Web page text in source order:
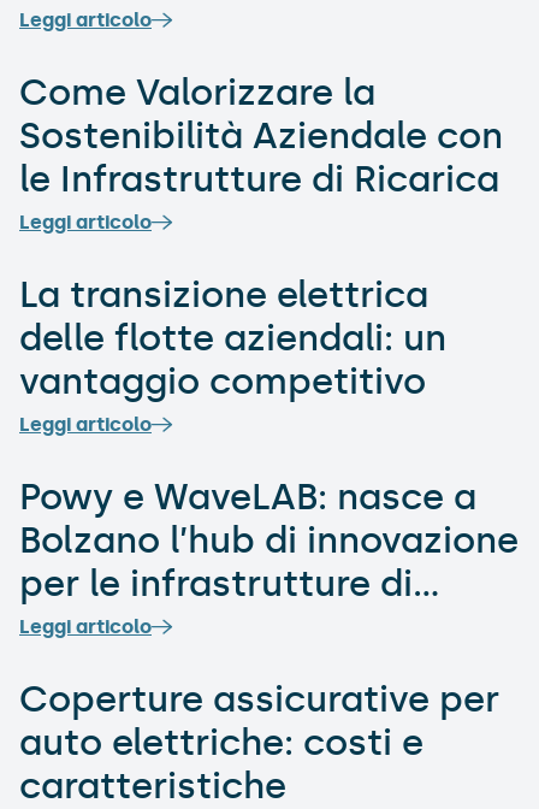
Leggi articolo
Come Valorizzare la
Sostenibilità Aziendale con
le Infrastrutture di Ricarica
Leggi articolo
La transizione elettrica
delle flotte aziendali: un
vantaggio competitivo
Leggi articolo
Powy e WaveLAB: nasce a
Bolzano l’hub di innovazione
per le infrastrutture di
ricarica intelligenti
Leggi articolo
Coperture assicurative per
auto elettriche: costi e
caratteristiche